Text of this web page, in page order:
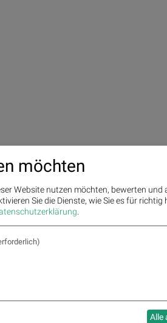
möchten
Website nutzen möchten, bewerten und
Sie die Dienste, wie Sie es für richtig
Alle